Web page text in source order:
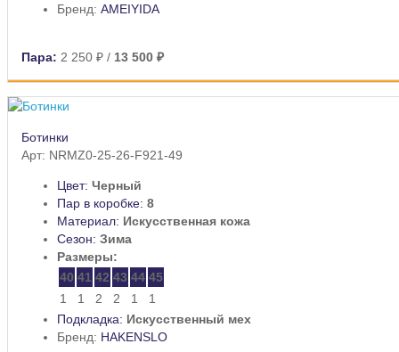
Бренд: AMEIYIDA
Пара: 2 250 ₽ / 13 500 ₽
Ботинки
Арт: NRMZ0-25-26-F921-49
Цвет: Черный
Пар в коробке: 8
Материал: Искусственная кожа
Сезон: Зима
Размеры:
40 41 42 43 44 45
1
1 2 2 1
1
Подкладка: Искусственный мех
Бренд: HAKENSLO